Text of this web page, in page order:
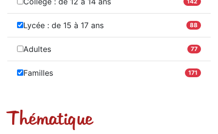
Lycée : de 15 à 17 ans 88
Adultes 77
Familles 171
Thématique